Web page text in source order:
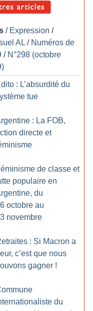
/ Expression /
AL / Numéros de
/ N°298 (octobre
: L’absurdité du
tue
: La FOB,
directe et
de classe et
populaire en
du
octobre au
novembre
: Si Macron a
c’est que nous
gagner !
du